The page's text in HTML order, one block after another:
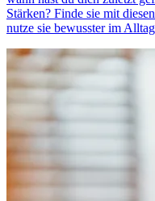
Stärken? Finde sie mit
nutze sie bewusster im